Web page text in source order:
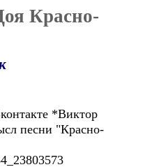
Красно-
*Виктор
песни "Красно-